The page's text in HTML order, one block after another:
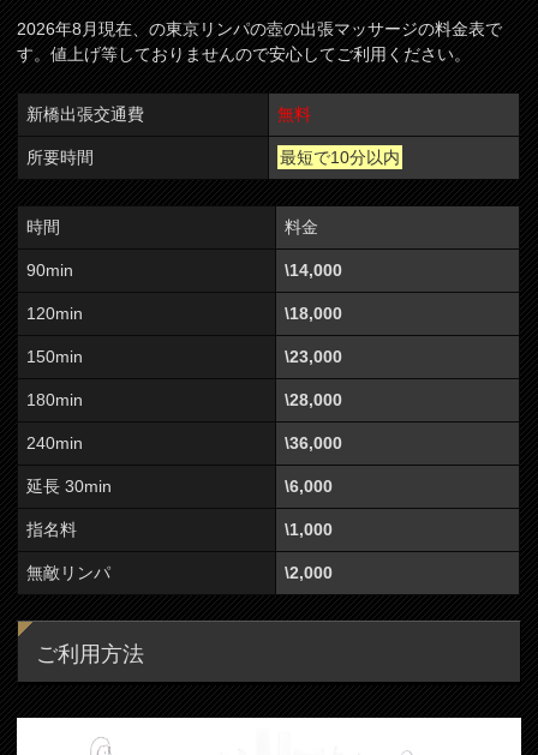
2026年8月現在、の東京リンパの壺の出張マッサージの料金表で
す。値上げ等しておりませんので安心してご利用ください。
新橋出張交通費 無料
所要時間 最短で10分以内
時間 料金
90min \14,000
120min \18,000
150min \23,000
180min \28,000
240min \36,000
延長 30min \6,000
指名料 \1,000
無敵リンパ \2,000
ご利用方法